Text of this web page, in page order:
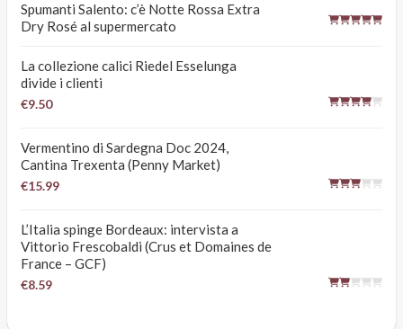
Spumanti Salento: c’è Notte Rossa Extra
Dry Rosé al supermercato
La collezione calici Riedel Esselunga
divide i clienti
€9.50
Vermentino di Sardegna Doc 2024,
Cantina Trexenta (Penny Market)
€15.99
L’Italia spinge Bordeaux: intervista a
Vittorio Frescobaldi (Crus et Domaines de
France – GCF)
€8.59